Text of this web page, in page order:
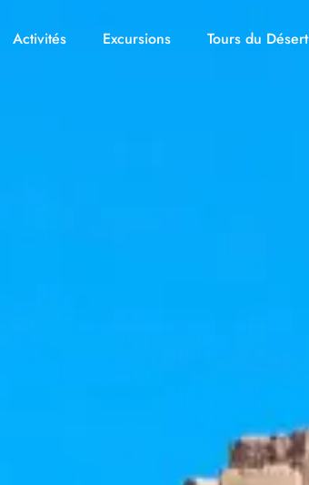
Activités Excursions Tours du Désert